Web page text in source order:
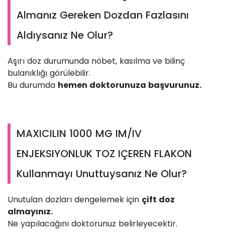
Almanız Gereken Dozdan Fazlasını
Aldıysanız Ne Olur?
Aşırı doz durumunda nöbet, kasılma ve bilinç
bulanıklığı görülebilir.
Bu durumda hemen doktorunuza başvurunuz.
MAXICILIN 1000 MG IM/IV
ENJEKSIYONLUK TOZ IÇEREN FLAKON
Kullanmayı Unuttuysanız Ne Olur?
Unutulan dozları dengelemek için çift doz
almayınız.
Ne yapılacağını doktorunuz belirleyecektir.